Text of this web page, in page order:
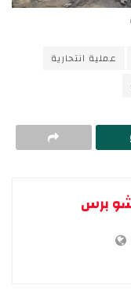
عملية انتحارية
برس